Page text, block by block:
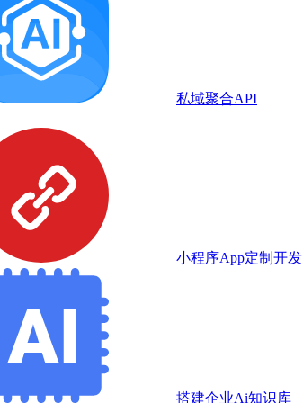
私域聚合API
小程序App定制开发
搭建企业Ai知识库